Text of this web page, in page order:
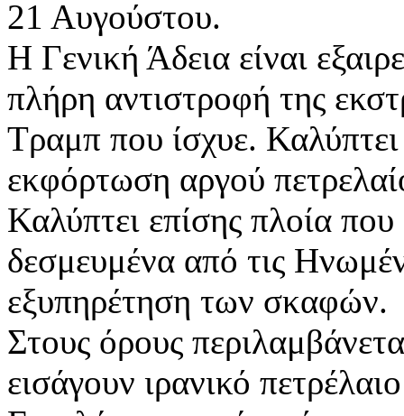
21 Αυγούστου.
Η Γενική Άδεια είναι
πλήρη αντιστροφή της
Τραμπ που ίσχυε.
εκφόρτωση αργού
Καλύπτει επίσης πλοία
δεσμευμένα από τις
εξυπηρέτηση των σκαφών.
Στους όρους
εισάγουν ιρανικό